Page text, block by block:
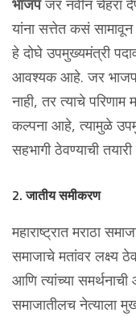
यांना सत्तेत कसं
हे दोघे उपमुख्यमंत्री
आवश्यक आहे. जर भाजपने
नाही, तर त्याचे
कल्पना आहे, त्यामुळे
सहभागी ठेवण्याची
2. जातीय समीकरण
महाराष्ट्रात मराठा
समाजाचे मतांवर लक्ष्य
आणि त्यांच्या
समाजातीलच नेत्याला